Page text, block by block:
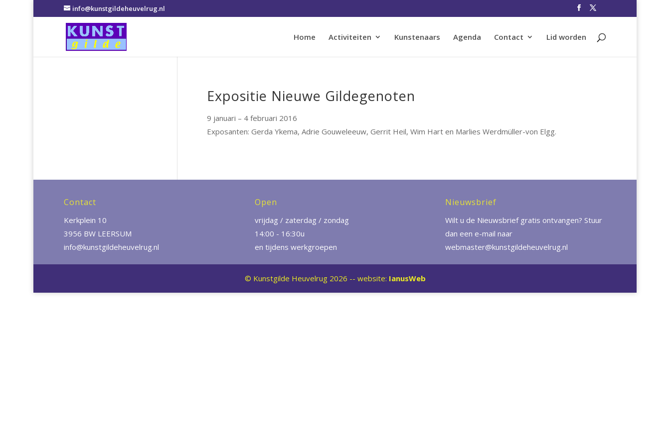
info@kunstgildeheuvelrug.nl
Home Activiteiten Kunstenaars Agenda Contact Lid worden
Expositie Nieuwe Gildegenoten
9 januari – 4 februari 2016
Exposanten: Gerda Ykema, Adrie Gouweleeuw, Gerrit Heil, Wim Hart en Marlies Werdmüller-von Elgg.
Contact
Kerkplein 10
3956 BW LEERSUM
info@kunstgildeheuvelrug.nl
Open
vrijdag / zaterdag / zondag
14:00 - 16:30u
en tijdens werkgroepen
Nieuwsbrief
Wilt u de Nieuwsbrief gratis ontvangen? Stuur
dan een e-mail naar
webmaster@kunstgildeheuvelrug.nl
© Kunstgilde Heuvelrug 2026 -- website: IanusWeb